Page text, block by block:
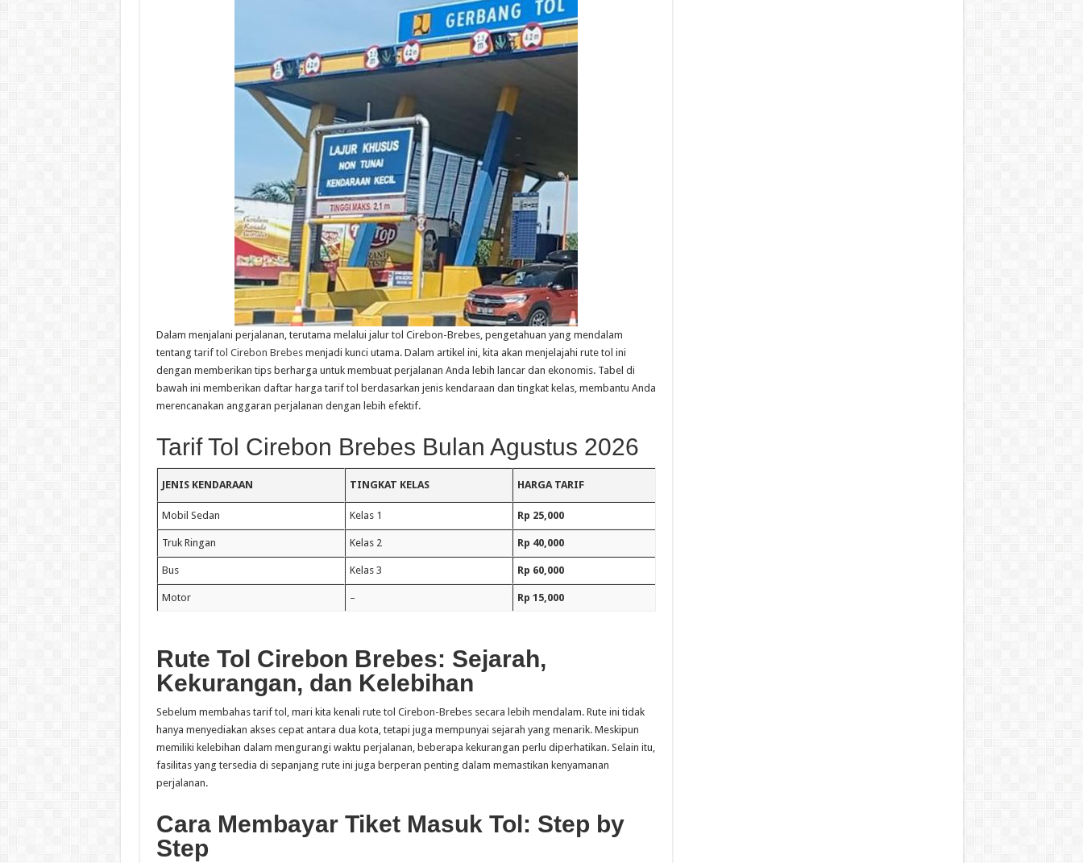
Dalam menjalani perjalanan, terutama melalui jalur tol Cirebon-Brebes, pengetahuan yang mendalam
tentang tarif tol Cirebon Brebesmenjadi kunci utama. Dalam artikel ini, kita akan menjelajahi rute tol ini
dengan memberikan tips berharga untuk membuat perjalanan Anda lebih lancar dan ekonomis. Tabel di
bawah ini memberikan daftar harga tarif tol berdasarkan jenis kendaraan dan tingkat kelas, membantu Anda
merencanakan anggaran perjalanan dengan lebih efektif.
Tarif Tol Cirebon Brebes Bulan Agustus 2026
JENIS KENDARAAN TINGKAT KELAS HARGA TARIF
Mobil Sedan Kelas 1 Rp 25,000
Truk Ringan Kelas 2 Rp 40,000
Bus Kelas 3 Rp 60,000
Motor – Rp 15,000
Rute Tol Cirebon Brebes: Sejarah,
Kekurangan, dan Kelebihan
Sebelum membahas tarif tol, mari kita kenali rute tol Cirebon-Brebes secara lebih mendalam. Rute ini tidak
hanya menyediakan akses cepat antara dua kota, tetapi juga mempunyai sejarah yang menarik. Meskipun
memiliki kelebihan dalam mengurangi waktu perjalanan, beberapa kekurangan perlu diperhatikan. Selain itu,
fasilitas yang tersedia di sepanjang rute ini juga berperan penting dalam memastikan kenyamanan
perjalanan.
Cara Membayar Tiket Masuk Tol: Step by
Step